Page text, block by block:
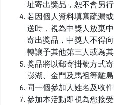
址寄出獎品，恕不會另行
若因個人資料填寫疏漏
送時，視為中獎人放棄
寄出獎品，中獎人不得
轉讓予其他第三人或為其
獎品將以郵寄掛號方式
澎湖、金門及馬祖等離島
同一個參加人姓名及收
參加本活動即視為您接